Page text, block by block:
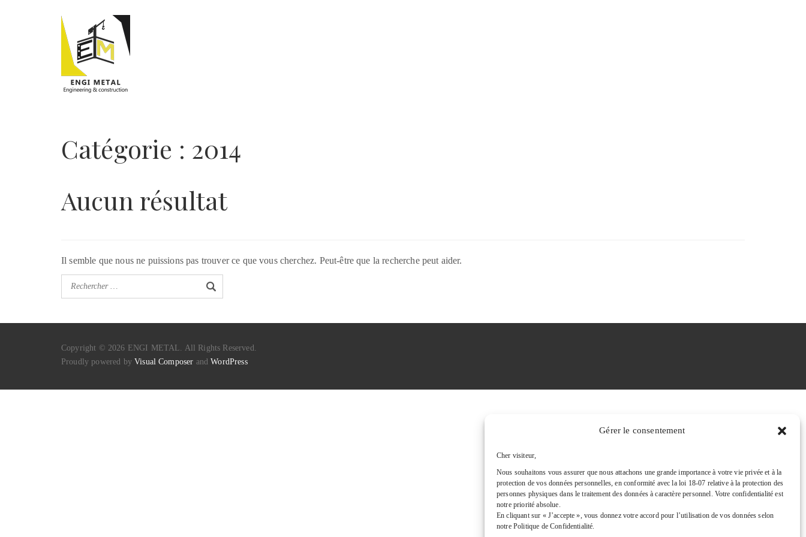
Gérer le consentement
Cher visiteur,
Nous souhaitons vous assurer que nous attachons une grande importance à votre vie privée et à la
protection de vos données personnelles, en conformité avec la loi 18-07 relative à la protection des
personnes physiques dans le traitement des données à caractère personnel. Votre confidentialité est
notre priorité absolue.
En cliquant sur « J’accepte », vous donnez votre accord pour l’utilisation de vos données selon
notre Politique de Confidentialité.
Catégorie : 2014
Aucun résultat
Il semble que nous ne puissions pas trouver ce que vous cherchez. Peut-être que la recherche peut aider.
Copyright © 2026 ENGI METAL. All Rights Reserved.
Proudly powered byVisual Composer andWordPress